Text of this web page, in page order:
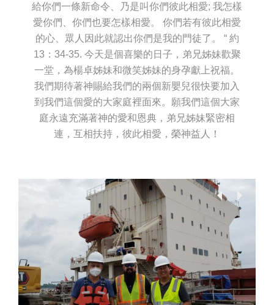
給你們一條新命令、乃是叫你們彼此相愛; 我怎樣
愛你們、你們也要怎樣相愛。 你們若有彼此相愛
的心、眾人因此就認出你們是我的門徒了。 “ 約
13：34-35. 今天是個喜樂的日子，弟兄姊妹歡聚
一堂，為楊卓姊妹和微笑姊妹的身孕獻上祝福。
我們期待著神賜給我們的兩個新嬰兒很快要加入
到我們這個愛的大家庭裡面來。願我們這個大家
庭永遠充滿著神的愛和恩典，弟兄姊妹緊密相
連，互相扶持，彼此相愛，榮神益人！